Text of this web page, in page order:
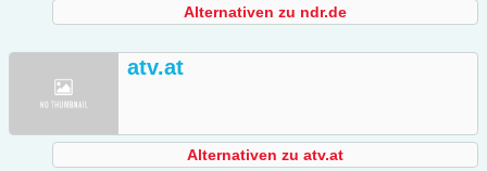
Alternativen zu ndr.de
atv.at
Alternativen zu atv.at